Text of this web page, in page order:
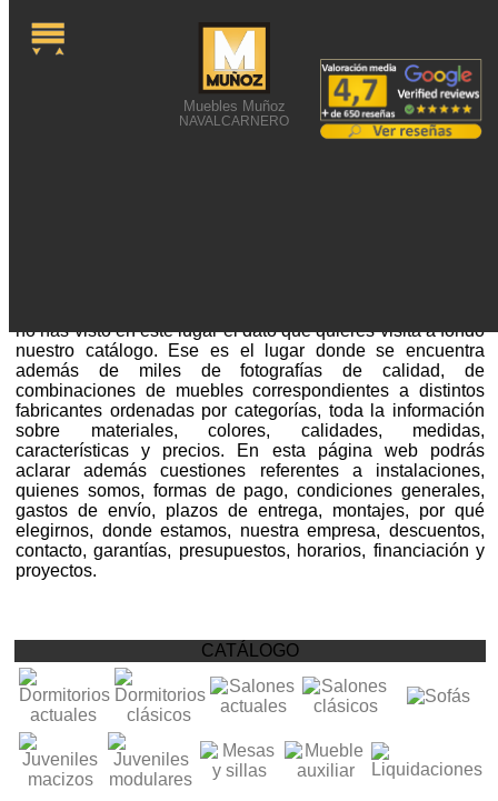
Muebles Muñoz
NAVALCARNERO
no has visto en este lugar el dato que quieres visita a fondo
nuestro catálogo. Ese es el lugar donde se encuentra
además de miles de fotografías de calidad, de
combinaciones de muebles correspondientes a distintos
fabricantes ordenadas por categorías, toda la información
sobre materiales, colores, calidades, medidas,
características y precios. En esta página web podrás
aclarar además cuestiones referentes a instalaciones,
quienes somos, formas de pago, condiciones generales,
gastos de envío, plazos de entrega, montajes, por qué
elegirnos, donde estamos, nuestra empresa, descuentos,
contacto, garantías, presupuestos, horarios, financiación y
proyectos.
CATÁLOGO